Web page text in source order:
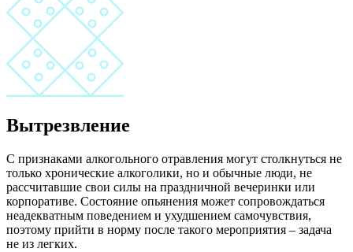
Вытрезвление
С признаками алкогольного отравления могут столкнуться не
только хронические алкоголики, но и обычные люди, не
рассчитавшие свои силы на праздничной вечеринки или
корпоративе. Состояние опьянения может сопровождаться
неадекватным поведением и ухудшением самочувствия,
поэтому прийти в норму после такого мероприятия – задача
не из легких.